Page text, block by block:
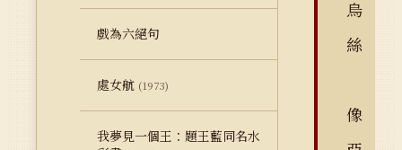
戲為六絕句
處女航 (1973)
我夢見一個王：題王藍同名水
烏
絲
像